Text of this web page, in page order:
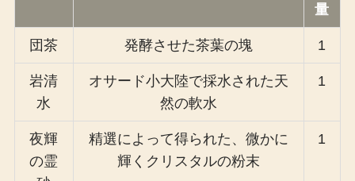
量
団茶 発酵させた茶葉の塊 1
岩清
水
オサード小大陸で採水された天
然の軟水
1
夜輝
の霊
精選によって得られた、微かに
輝くクリスタルの粉末
1